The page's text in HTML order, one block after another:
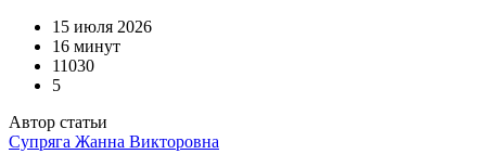
15 июля 2026
16 минут
11030
5
Автор статьи
Супряга Жанна Викторовна